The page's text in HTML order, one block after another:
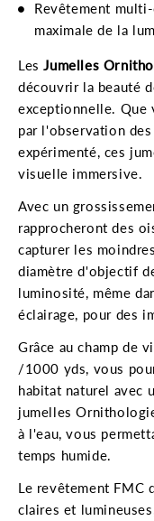
Revêtement
maximale de la
LesJumelles
découvrir la beauté
exceptionnelle. Que
par l'observation
expérimenté, ces
visuelle immersive.
Avec un
rapprocheront des
capturer les
diamètre d'objectif
luminosité, même
éclairage, pour des
Grâce au champ de
/1000 yds, vous
habitat naturel avec
jumelles
à l'eau, vous
temps humide.
Le revêtement FMC
claires et